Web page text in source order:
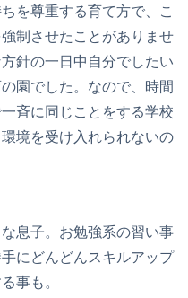
を尊重する育て方で、こ
制させたことがありませ
針の一日中自分でしたい
園でした。なので、時間
斉に同じことをする学校
境を受け入れられないの
息子。お勉強系の習い事
にどんどんスキルアップ
事も。